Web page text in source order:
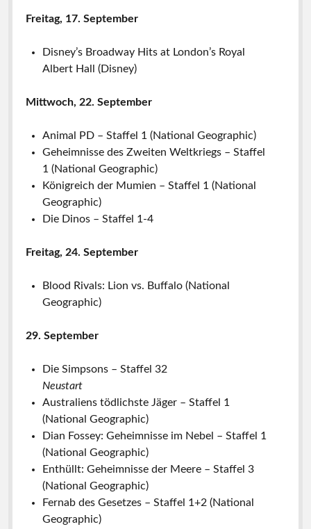
Freitag, 17. September
Disney’s Broadway Hits at London’s Royal
Albert Hall (Disney)
Mittwoch, 22. September
Animal PD – Staffel 1 (National Geographic)
Geheimnisse des Zweiten Weltkriegs – Staffel
1 (National Geographic)
Königreich der Mumien – Staffel 1 (National
Geographic)
Die Dinos – Staffel 1-4
Freitag, 24. September
Blood Rivals: Lion vs. Buffalo (National
Geographic)
29. September
Die Simpsons – Staffel 32
Neustart
Australiens tödlichste Jäger – Staffel 1
(National Geographic)
Dian Fossey: Geheimnisse im Nebel – Staffel 1
(National Geographic)
Enthüllt: Geheimnisse der Meere – Staffel 3
(National Geographic)
Fernab des Gesetzes – Staffel 1+2 (National
Geographic)